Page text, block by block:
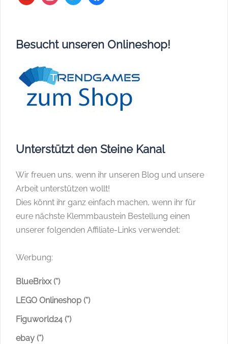
Besucht unseren Onlineshop!
Unterstützt den Steine Kanal
Wir freuen uns, wenn ihr unseren Blog und unsere
Arbeit unterstützen wollt!
Dies könnt ihr ganz einfach machen, wenn ihr für
eure nächste Klemmbaustein Bestellung einen
unserer folgenden Affiliate-Links verwendet:
Werbung:
BlueBrixx (*)
LEGO Onlineshop (*)
Figuworld24 (*)
ebay (*)